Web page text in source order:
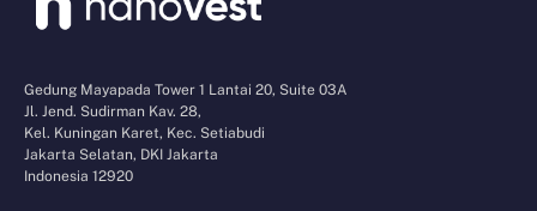
Gedung Mayapada Tower 1 Lantai 20, Suite 03A
Jl. Jend. Sudirman Kav. 28,
Kel. Kuningan Karet, Kec. Setiabudi
Jakarta Selatan, DKI Jakarta
Indonesia 12920